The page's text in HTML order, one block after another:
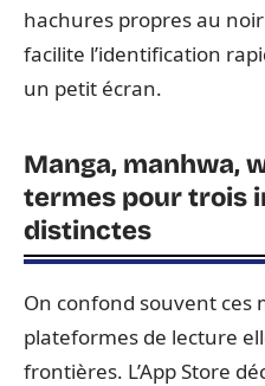
hachures propres au
facilite l’identification
un petit écran.
Manga, manhwa,
termes pour trois
distinctes
On confond souvent ces
plateformes de lecture
frontières. L’App Store